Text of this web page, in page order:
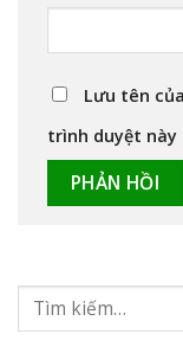
Lưu tên
trình duyệt này